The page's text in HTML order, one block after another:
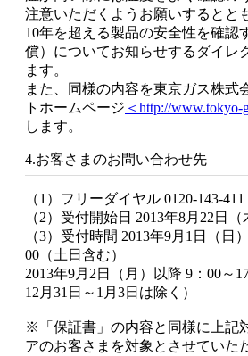
注意いただくようお願いするとと
10年を超える製品の安全性を確認
償）についてお知らせするダイレ
ます。
また、同様の内容を東京ガス株式
トホームページ ＜http://www.tokyo-
します。
4.お客さまのお問い合わせ先
（1）フリーダイヤル 0120-143-411
（2）受付開始日 2013年8月22日（
（3）受付時間 2013年9月1日（日
00（土日含む）
2013年9月2日（月）以降 9：00～
12月31日～1月3日は除く）
※「保証書」の内容と同様に上記
アのお客さまを対象とさせていた